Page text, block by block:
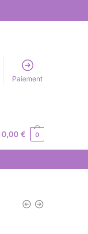
Paiement
0,00€ 0